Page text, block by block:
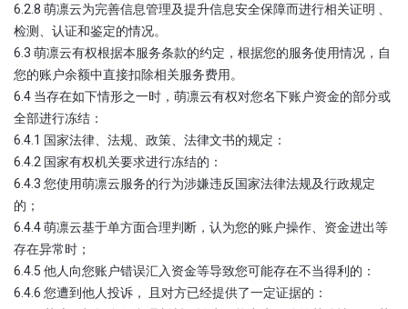
6.2.8 萌凛云为完善信息管理及提升信息安全保障而进行相关证明 、
检测、认证和鉴定的情况。
6.3 萌凛云有权根据本服务条款的约定，根据您的服务使用情况，自
您的账户余额中直接扣除相关服务费用。
6.4 当存在如下情形之一时，萌凛云有权对您名下账户资金的部分或
全部进行冻结：
6.4.1 国家法律、法规、政策、法律文书的规定：
6.4.2 国家有权机关要求进行冻结的：
6.4.3 您使用萌凛云服务的行为涉嫌违反国家法律法规及行政规定
的；
6.4.4 萌凛云基于单方面合理判断，认为您的账户操作、资金进出等
存在异常时；
6.4.5 他人向您账户错误汇入资金等导致您可能存在不当得利的：
6.4.6 您遭到他人投诉， 且对方已经提供了一定证据的：